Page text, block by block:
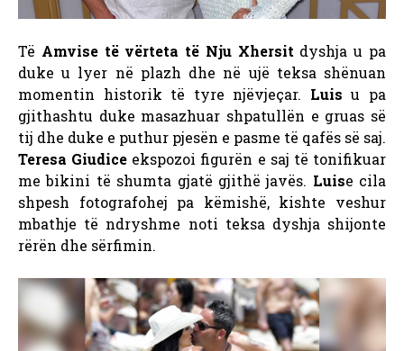
Të Amvise të vërteta të Nju Xhersitdyshja u pa
duke u lyer në plazh dhe në ujë teksa shënuan
momentin historik të tyre njëvjeçar. Luis u pa
gjithashtu duke masazhuar shpatullën e gruas së
tij dhe duke e puthur pjesën e pasme të qafës së saj.
Teresa Giudice ekspozoi figurën e saj të tonifikuar
me bikini të shumta gjatë gjithë javës. Luise cila
shpesh fotografohej pa këmishë, kishte veshur
mbathje të ndryshme noti teksa dyshja shijonte
rërën dhe sërfimin.